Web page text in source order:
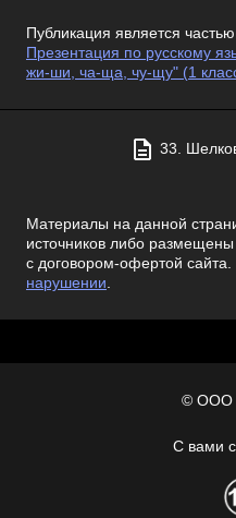
Публикация является
Презентация по русскому
жи-ши, ча-ща, чу-щу" (1
33.
Материалы на данной
источников либо размещены
с договором-офертой
нарушении.
© ООО
С вами